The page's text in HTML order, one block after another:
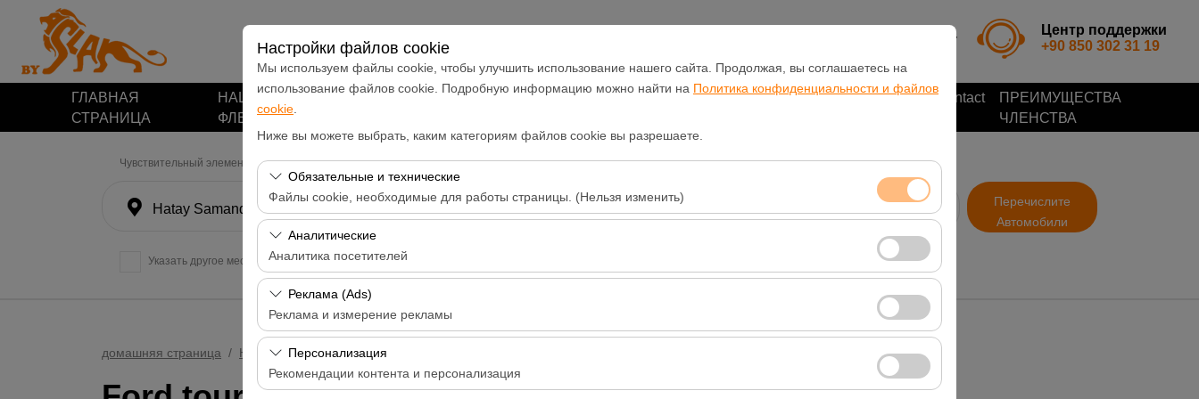
Настройки файлов cookie
Мы используем файлы cookie, чтобы улучшить использование нашего сайта. Продолжая, вы соглашаетесь на
использование файлов cookie. Подробную информацию можно найти на Политика конфиденциальности и файлов
cookie
Ниже вы можете выбрать, каким категориям файлов cookie вы разрешаете.
Обязательные и технические
Файлы cookie, необходимые для работы страницы. (Нельзя изменить)
Эти файлы cookie необходимы для корректной работы сайта, безопасности, управления сеансами и базовых
функций. Их нельзя отключить.
Аналитические
Аналитика посетителей
Эти файлы cookie позволяют нам анализировать, как используется наш сайт (количество посетителей, самые
посещаемые страницы, поведение пользователей). Эти данные используются для оценки
производительности сайта и постоянного улучшения пользовательского опыта.
Реклама (Ads)
Реклама и измерение рекламы
Эти файлы cookie позволяют показывать вам персонализированную рекламу в соответствии с вашими
интересами и измерять эффективность наших рекламных кампаний (показы, коэффициент кликабельности).
Персонализация
Рекомендации контента и персонализация
Центр поддержки
+90 850 302 31 19
ГЛАВНАЯ
СТРАНИЦА
НАШ
ФЛЕТ
арендные
Аренда
Объявления и
Арендовать
Отзывы
Contact
ПРЕИМУЩЕСТВА
ЧЛЕНСТВА
Чувствительный элемент
Hatay Samandağ
Указать другое место возврата машины
Дата и время пуска Дата и время возврата
Перечислите
Автомобили
домашняя страница НАШ ФЛЕТ Ford tourneo Costum 8+1